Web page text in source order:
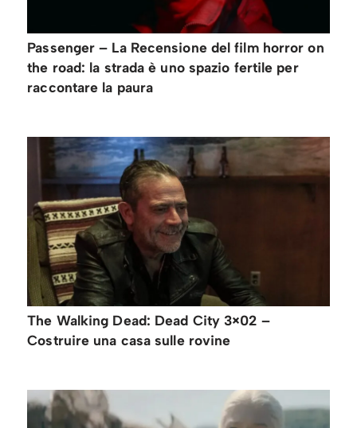
Passenger – La Recensione del film horror on
the road: la strada è uno spazio fertile per
raccontare la paura
The Walking Dead: Dead City 3×02 –
Costruire una casa sulle rovine